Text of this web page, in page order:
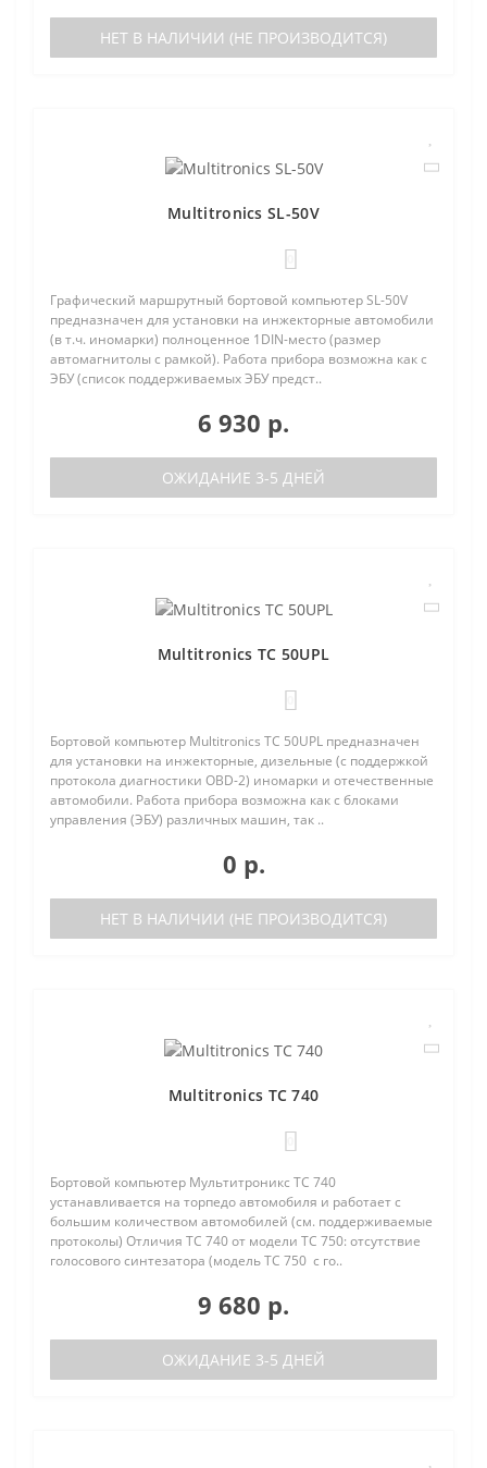
НЕТ В НАЛИЧИИ (НЕ ПРОИЗВОДИТСЯ)
Multitronics SL-50V
Графический маршрутный бортовой компьютер SL-50V
предназначен для установки на инжекторные автомобили
(в т.ч. иномарки) полноценное 1DIN-место (размер
автомагнитолы с рамкой). Работа прибора возможна как с
ЭБУ (список поддерживаемых ЭБУ предст..
6 930 р.
ОЖИДАНИЕ 3-5 ДНЕЙ
Multitronics TC 50UPL
Бортовой компьютер Multitronics TC 50UPL предназначен
для установки на инжекторные, дизельные (с поддержкой
протокола диагностики OBD-2) иномарки и отечественные
автомобили. Работа прибора возможна как с блоками
управления (ЭБУ) различных машин, так ..
0 р.
НЕТ В НАЛИЧИИ (НЕ ПРОИЗВОДИТСЯ)
Multitronics TC 740
Бортовой компьютер Мультитроникс TC 740
устанавливается на торпедо автомобиля и работает с
большим количеством автомобилей (см. поддерживаемые
протоколы) Отличия TC 740 от модели TC 750: отсутствие
голосового синтезатора (модель TC 750 с го..
9 680 р.
ОЖИДАНИЕ 3-5 ДНЕЙ